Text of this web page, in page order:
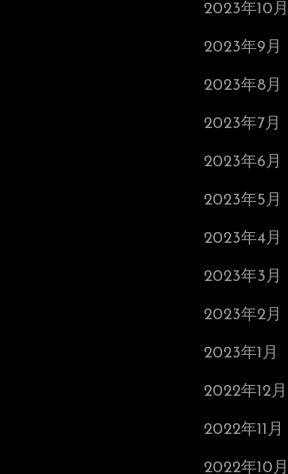
2023年10月
2023年9月
2023年8月
2023年7月
2023年6月
2023年5月
2023年4月
2023年3月
2023年2月
2023年1月
2022年12月
2022年11月
2022年10月